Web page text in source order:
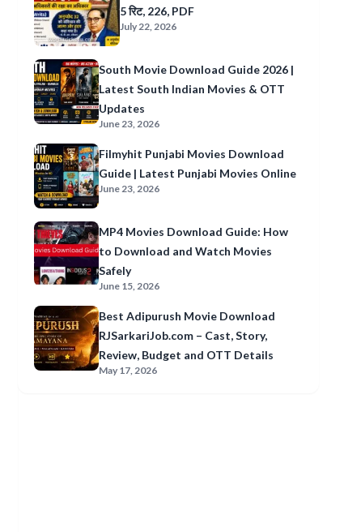
5 रिट, 226, PDF
July 22, 2026
South Movie Download Guide 2026 |
Latest South Indian Movies & OTT
Updates
June 23, 2026
Filmyhit Punjabi Movies Download
Guide | Latest Punjabi Movies Online
June 23, 2026
MP4 Movies Download Guide: How
to Download and Watch Movies
Safely
June 15, 2026
Best Adipurush Movie Download
RJSarkariJob.com – Cast, Story,
Review, Budget and OTT Details
May 17, 2026